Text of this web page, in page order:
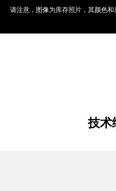
请注意，图像为库存照片，其颜色和
技术